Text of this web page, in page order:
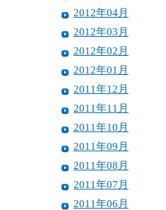
2012年04月
2012年03月
2012年02月
2012年01月
2011年12月
2011年11月
2011年10月
2011年09月
2011年08月
2011年07月
2011年06月